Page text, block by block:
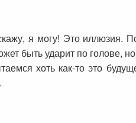
я могу! Это иллюзия.
быть ударит по голове, но
хоть как-то это